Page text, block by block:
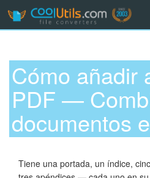
Cómo añadir
PDF —
documentos
Tiene una portada, un índice,